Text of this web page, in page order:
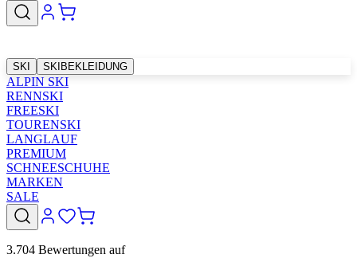
SKI SKIBEKLEIDUNG
ALPIN SKI
RENNSKI
FREESKI
TOURENSKI
LANGLAUF
PREMIUM
SCHNEESCHUHE
MARKEN
SALE
3.704 Bewertungen auf